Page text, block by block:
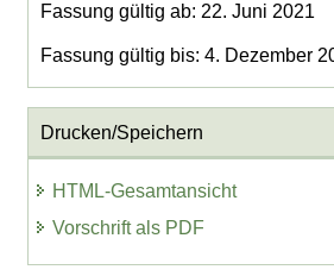
Fassung gültig ab: 22. Juni 2021
Fassung gültig bis: 4. Dezember
Drucken/Speichern
HTML-Gesamtansicht
Vorschrift als PDF